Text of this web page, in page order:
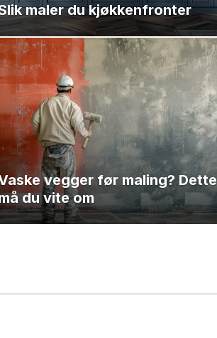
maler du kjøkkenfronter
vegger før maling? Dette
du vite om